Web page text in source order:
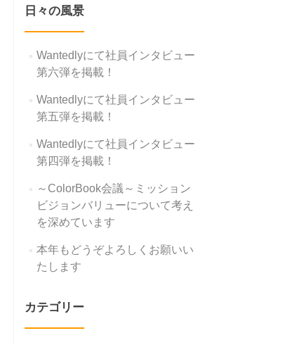
日々の風景
Wantedlyにて社員インタビュー
第六弾を掲載！
Wantedlyにて社員インタビュー
第五弾を掲載！
Wantedlyにて社員インタビュー
第四弾を掲載！
～ColorBook会議～ミッション
ビジョンバリューについて考え
を深めています
本年もどうぞよろしくお願いい
たします
カテゴリー